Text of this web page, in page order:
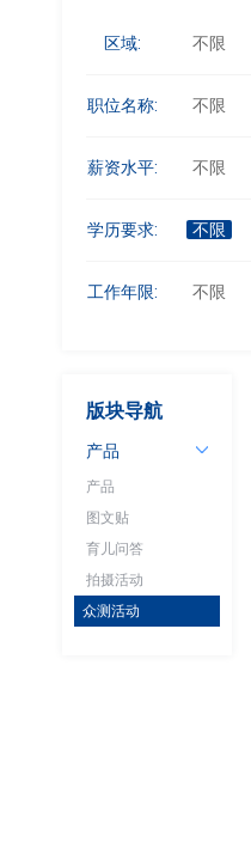
区域: 不限
职位名称: 不限
薪资水平: 不限
学历要求: 不限
工作年限: 不限
版块导航
产品
产品
图文贴
育儿问答
拍摄活动
众测活动